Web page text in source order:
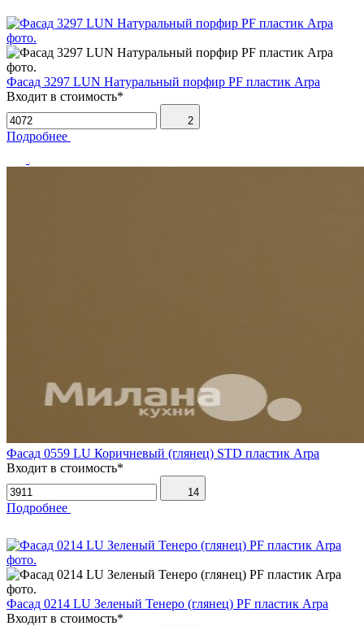
Фасад 3297 LUN Натуральный порфир PF пластик Arpa
Входит в стоимость*
2
Подробнее
Фасад 0559 LU Коричневый (глянец) STD пластик Arpa
Входит в стоимость*
14
Подробнее
Фасад 0214 LU Зеленый Тенеро (глянец) PF пластик Arpa
Входит в стоимость*